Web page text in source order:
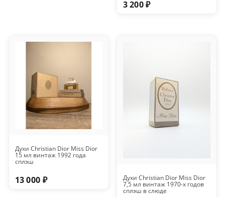
3 200 ₽
Духи Christian Dior Miss Dior
15 мл винтаж 1992 года
сплэш
13 000 ₽ Духи Christian Dior Miss Dior
7,5 мл винтаж 1970-х годов
сплэш в слюде